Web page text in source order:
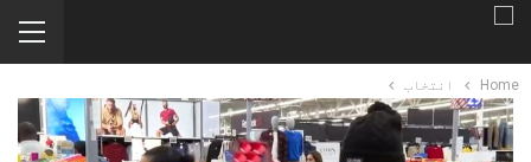
Home انتخاب